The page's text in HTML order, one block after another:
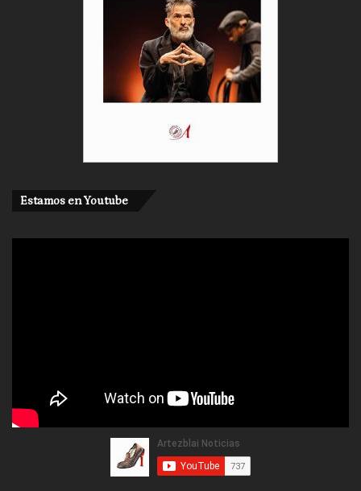
Estamos en Youtube